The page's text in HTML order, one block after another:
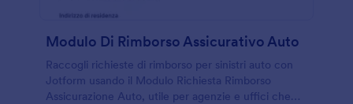
Modulo Di Rimborso Assicurativo Auto
Raccogli richieste di rimborso per sinistri auto con
Jotform usando il Modulo Richiesta Rimborso
Assicurazione Auto, utile per agenzie e uffici che